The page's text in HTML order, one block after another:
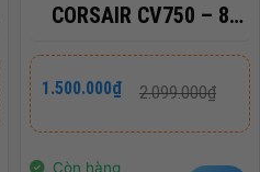
CORSAIR CV750 – 80
2.099.000₫
Giá
gốc
2.099.000₫.
1.500.000₫
Giá
hiện
là:
Còn hàng